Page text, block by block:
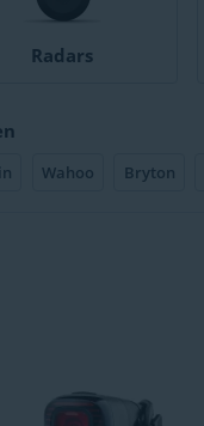
Radars
Wahoo Bryton